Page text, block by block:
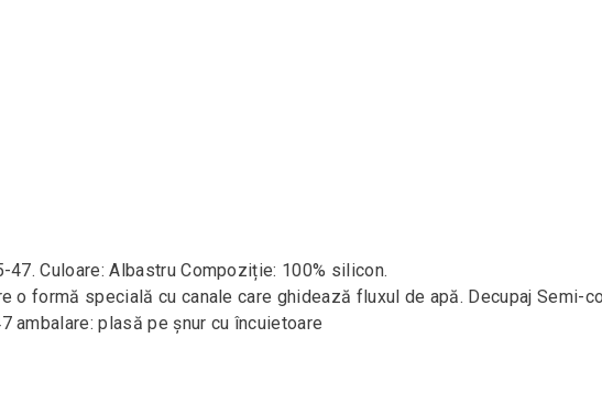
Culoare: Albastru Compoziție: 100% silicon.
o formă specială cu canale care ghidează fluxul de apă. Decupaj Semi-
ambalare: plasă pe șnur cu încuietoare